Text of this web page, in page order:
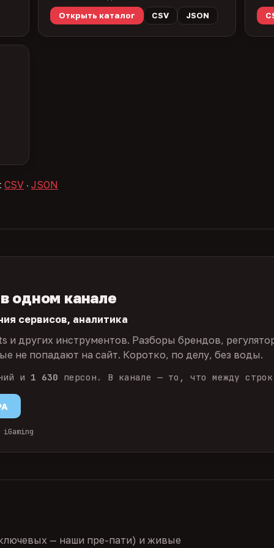
Открыть каталог
CSV JSON
CSV · JSON
одном канале
сервисов, аналитика
и других инструментов. Разборы брендов,
не попадают на сайт. Коротко, по делу, без воды.
и 1 630 персон. В канале — то, что между
— наши пре-пати) и живые